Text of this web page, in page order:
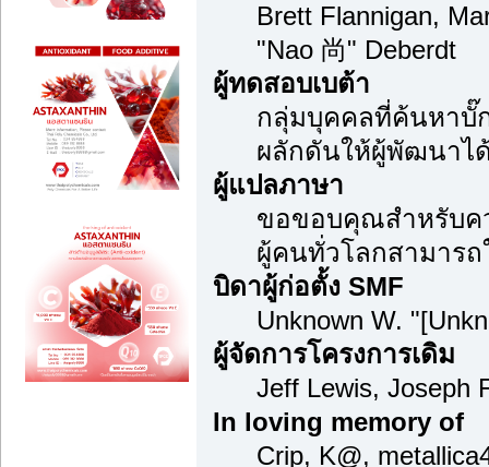
Brett Flannigan,
"Nao 尚" Deberdt
ผู้ทดสอบเบต้า
กลุ่มบุคคลที่ค้นหาบั๊
ผลักดันให้ผู้พัฒนาไ
ผู้แปลภาษา
ขอขอบคุณสำหรับค
ผู้คนทั่วโลกสามารถ
บิดาผู้ก่อตั้ง SMF
Unknown W.
ผู้จัดการโครงการเดิม
Jeff Lewis, Joseph
In loving memory of
Crip, K@,